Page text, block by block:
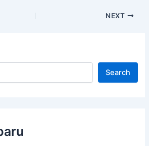
NEXT
Search